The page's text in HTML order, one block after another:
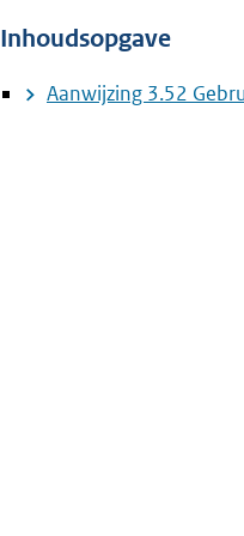
Inhoudsopgave
Aanwijzing 3.52